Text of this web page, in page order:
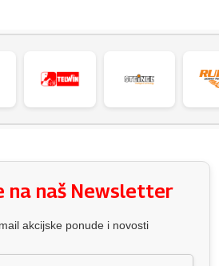
na naš Newsletter
akcijske ponude i novosti